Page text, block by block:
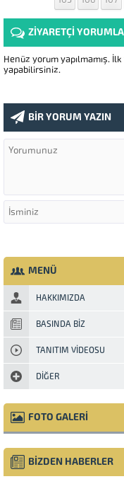
ZİYARETÇİ
Henüz yorum yapılmamış.
yapabilirsiniz.
BİR YORUM YAZIN
MENÜ
HAKKIMIZDA
BASINDA BIZ
TANITIM VIDEOSU
DIĞER
FOTO GALERİ
BİZDEN HABERLER